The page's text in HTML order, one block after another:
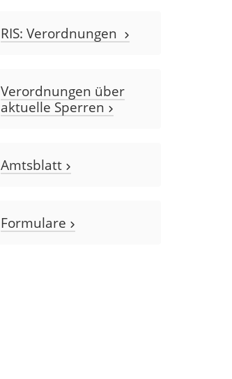
RIS: Verordnungen
Verordnungen über
aktuelle Sperren
Amtsblatt
Formulare